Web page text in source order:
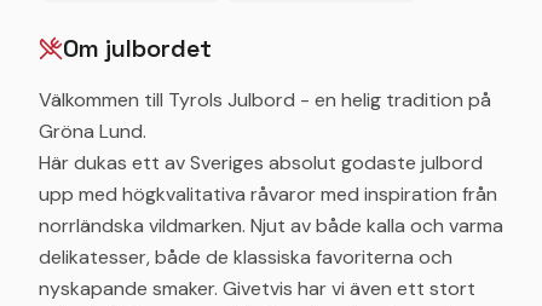
Om julbordet
Välkommen till Tyrols Julbord - en helig tradition på
Gröna Lund.
Här dukas ett av Sveriges absolut godaste julbord
upp med högkvalitativa råvaror med inspiration från
norrländska vildmarken. Njut av både kalla och varma
delikatesser, både de klassiska favoriterna och
nyskapande smaker. Givetvis har vi även ett stort